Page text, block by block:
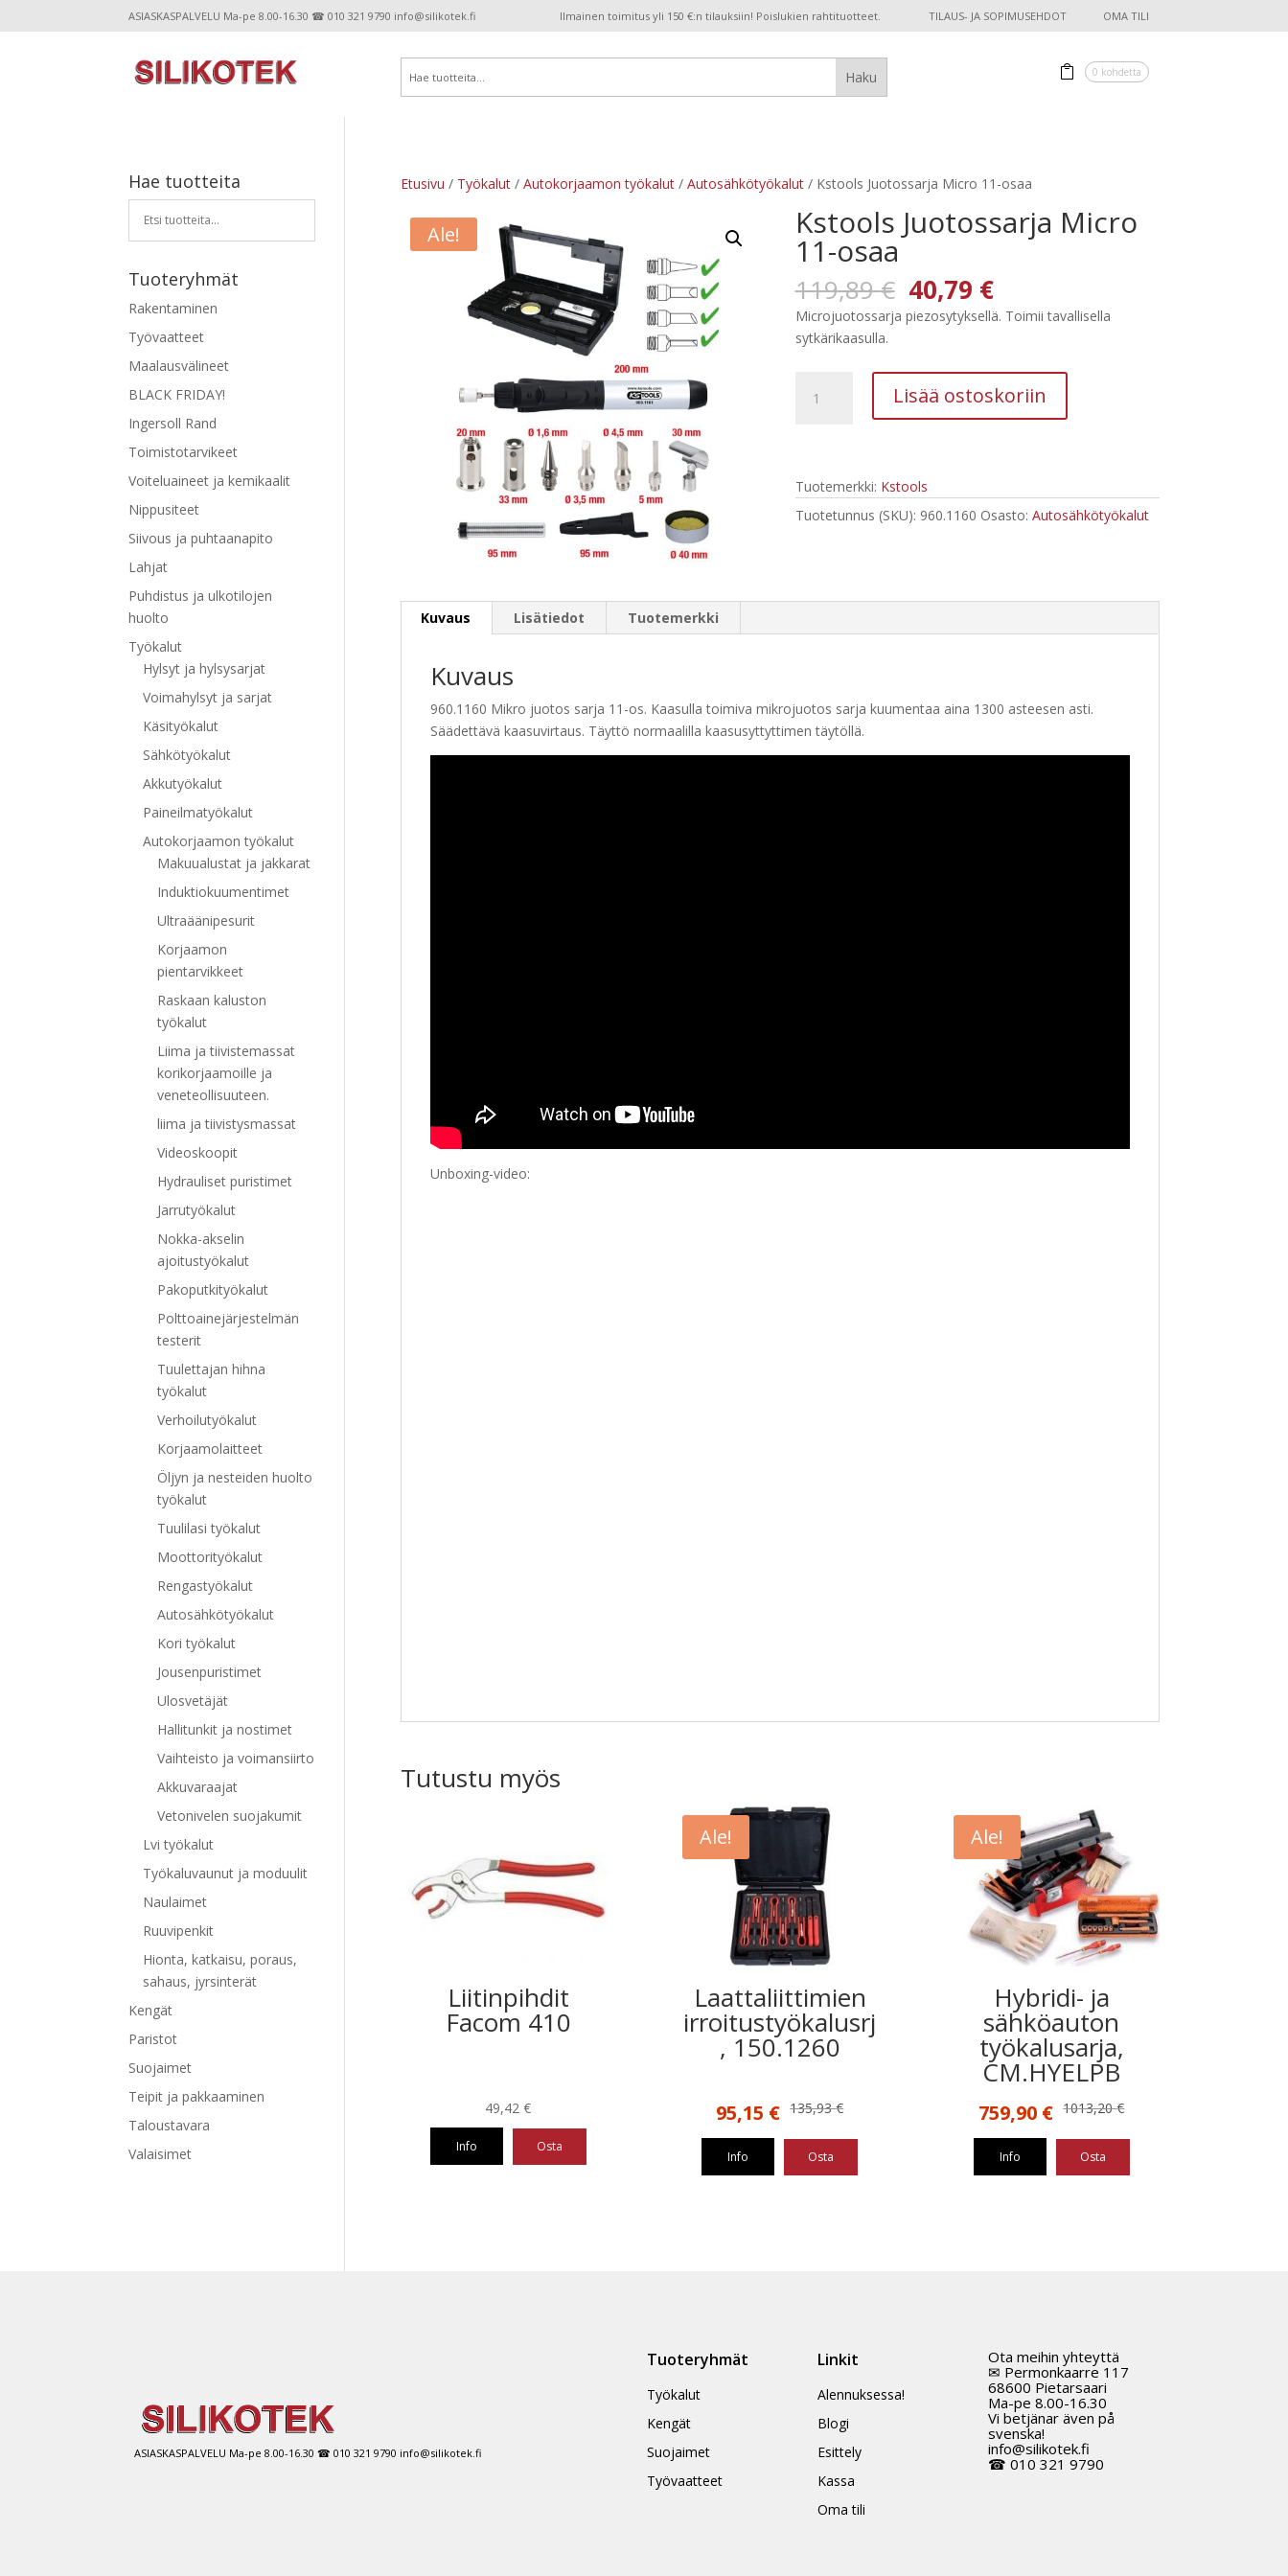
ASIASKASPALVELU Ma-pe 8.00-16.30 ☎ 010 321 9790 info@silikotek.fi Ilmainen toimitus yli 150 €:n tilauksiin! Poislukien rahtituotteet. TILAUS- JA SOPIMUSEHDOT OMA TILI
0 kohdetta
Etusivu / Työkalut/ Autokorjaamon työkalut/ Autosähkötyökalut/ Kstools Juotossarja Micro 11-osaa
Ale! Kstools Juotossarja Micro
11-osaa
119,89€ Alkuperäinen
hinta
oli:
40,79 €Nykyinen
hinta
on:
Microjuotossarja piezosytyksellä. Toimii tavallisella
sytkärikaasulla.
Juotossarja
määrä
Lisää ostoskoriin
Tuotemerkki: Kstools
Tuotetunnus (SKU): 960.1160 Osasto: Autosähkötyökalut
Kuvaus Lisätiedot Tuotemerkki
Kuvaus
960.1160 Mikro juotos sarja 11-os. Kaasulla toimiva mikrojuotos sarja kuumentaa aina 1300 asteesen asti.
Säädettävä kaasuvirtaus. Täyttö normaalilla kaasusyttyttimen täytöllä.
Unboxing-video:
Tutustu myös
Liitinpihdit
Facom 410
49,42€
Info Osta
Ale!
Laattaliittimien
irroitustyökalusrj
, 150.1260
135,93€
Alkuperäinen
135,93 €.
95,15 €Nykyinen
95,15 €.
Info Osta
Ale!
Hybridi- ja
sähköauton
työkalusarja,
CM.HYELPB
1013,20€
Alkuperäinen
1013,20 €.
759,90 €Nykyinen
759,90 €.
Info Osta
Hae tuotteita
Tuoteryhmät
Rakentaminen
Työvaatteet
Maalausvälineet
BLACK FRIDAY!
Ingersoll Rand
Toimistotarvikeet
Voiteluaineet ja kemikaalit
Nippusiteet
Siivous ja puhtaanapito
Lahjat
Puhdistus ja ulkotilojen
huolto
Työkalut
Hylsyt ja hylsysarjat
Voimahylsyt ja sarjat
Käsityökalut
Sähkötyökalut
Akkutyökalut
Paineilmatyökalut
Autokorjaamon työkalut
Makuualustat ja jakkarat
Induktiokuumentimet
Ultraäänipesurit
Korjaamon
pientarvikkeet
Raskaan kaluston
työkalut
Liima ja tiivistemassat
korikorjaamoille ja
veneteollisuuteen.
liima ja tiivistysmassat
Videoskoopit
Hydrauliset puristimet
Jarrutyökalut
Nokka-akselin
ajoitustyökalut
Pakoputkityökalut
Polttoainejärjestelmän
testerit
Tuulettajan hihna
työkalut
Verhoilutyökalut
Korjaamolaitteet
Öljyn ja nesteiden huolto
työkalut
Tuulilasi työkalut
Moottorityökalut
Rengastyökalut
Autosähkötyökalut
Kori työkalut
Jousenpuristimet
Ulosvetäjät
Hallitunkit ja nostimet
Vaihteisto ja voimansiirto
Akkuvaraajat
Vetonivelen suojakumit
Lvi työkalut
Työkaluvaunut ja moduulit
Naulaimet
Ruuvipenkit
Hionta, katkaisu, poraus,
sahaus, jyrsinterät
Kengät
Paristot
Suojaimet
Teipit ja pakkaaminen
Taloustavara
Valaisimet
ASIASKASPALVELU Ma-pe 8.00-16.30 ☎ 010 321 9790 info@silikotek.fi
Tuoteryhmät
Työkalut
Kengät
Suojaimet
Työvaatteet
Linkit
Alennuksessa!
Blogi
Esittely
Kassa
Oma tili
Ota meihin yhteyttä
✉ Permonkaarre 117
68600 Pietarsaari
Ma-pe 8.00-16.30
Vi betjänar även på
svenska!
info@silikotek.fi
☎ 010 321 9790